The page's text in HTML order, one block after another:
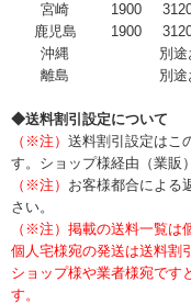
宮崎
1900
鹿児島
1900
沖縄
別途
離島
別途
◆送料割引設定について
（※注） 送料割引設定はこ
す。ショップ様経由（業販
（※注） お客様都合による
さい。
（※注）掲載の送料一覧は
個人宅様宛の発送は送料割
ショップ様や業者様宛です
す。